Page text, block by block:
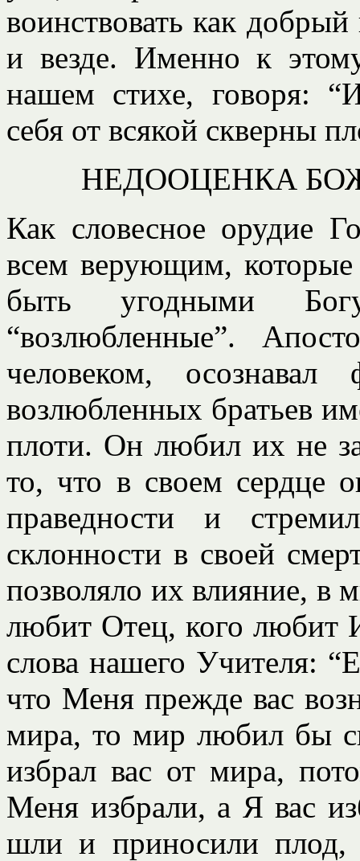
воинствовать как
и везде. Именно к
нашем стихе, говоря:
себя от всякой скверны
НЕДООЦЕНКА
Как словесное орудие
всем верующим, которые
быть угодными
“возлюбленные”.
человеком,
возлюбленных братьев
плоти. Он любил их не
то, что в своем сердце
праведности и
склонности в своей
позволяло их влияние, в
любит Отец, кого любит
слова нашего Учителя:
что Меня прежде вас
мира, то мир любил бы
избрал вас от мира,
Меня избрали, а Я вас
шли и приносили плод,